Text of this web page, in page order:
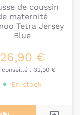
de coussin
maternité
Tetra Jersey
Blue
26,90 €
conseillé : 32,90 €
En stock